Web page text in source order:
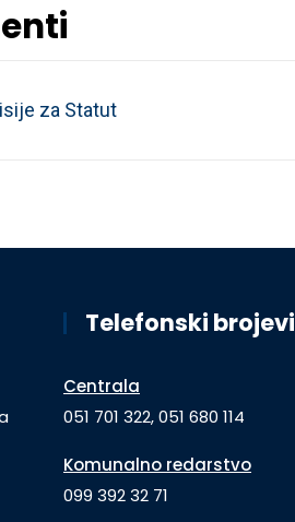
za Statut
Telefonski brojevi
Centrala
051 701 322, 051 680 114
Komunalno redarstvo
099 392 32 71